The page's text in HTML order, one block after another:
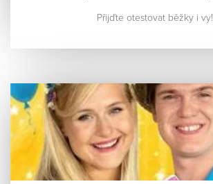
Přijďte otestovat běžky i vy!